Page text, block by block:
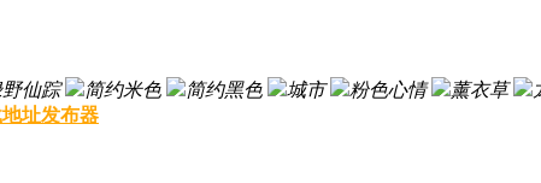
仙踪 简约米色 简约黑色 城市 粉色心情 薰衣草
址发布器